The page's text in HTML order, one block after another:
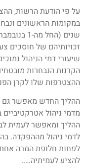
על פי הודעת הרשות,
במקומות הראשונים
שנים (החל
זכויותיהם של חוסכים
שיעורי דמי הניהול
ההצטרפות שלו לקרן
ההליך החדש מאפשר גם
מדמי ניהול
ההליך ומאפשר לעמית
לדמי ניהול מההפקדה.
לפחות חלופת המרה
להציע לעמיתיה…..